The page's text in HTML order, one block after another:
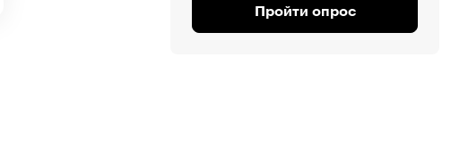
Пройти опрос